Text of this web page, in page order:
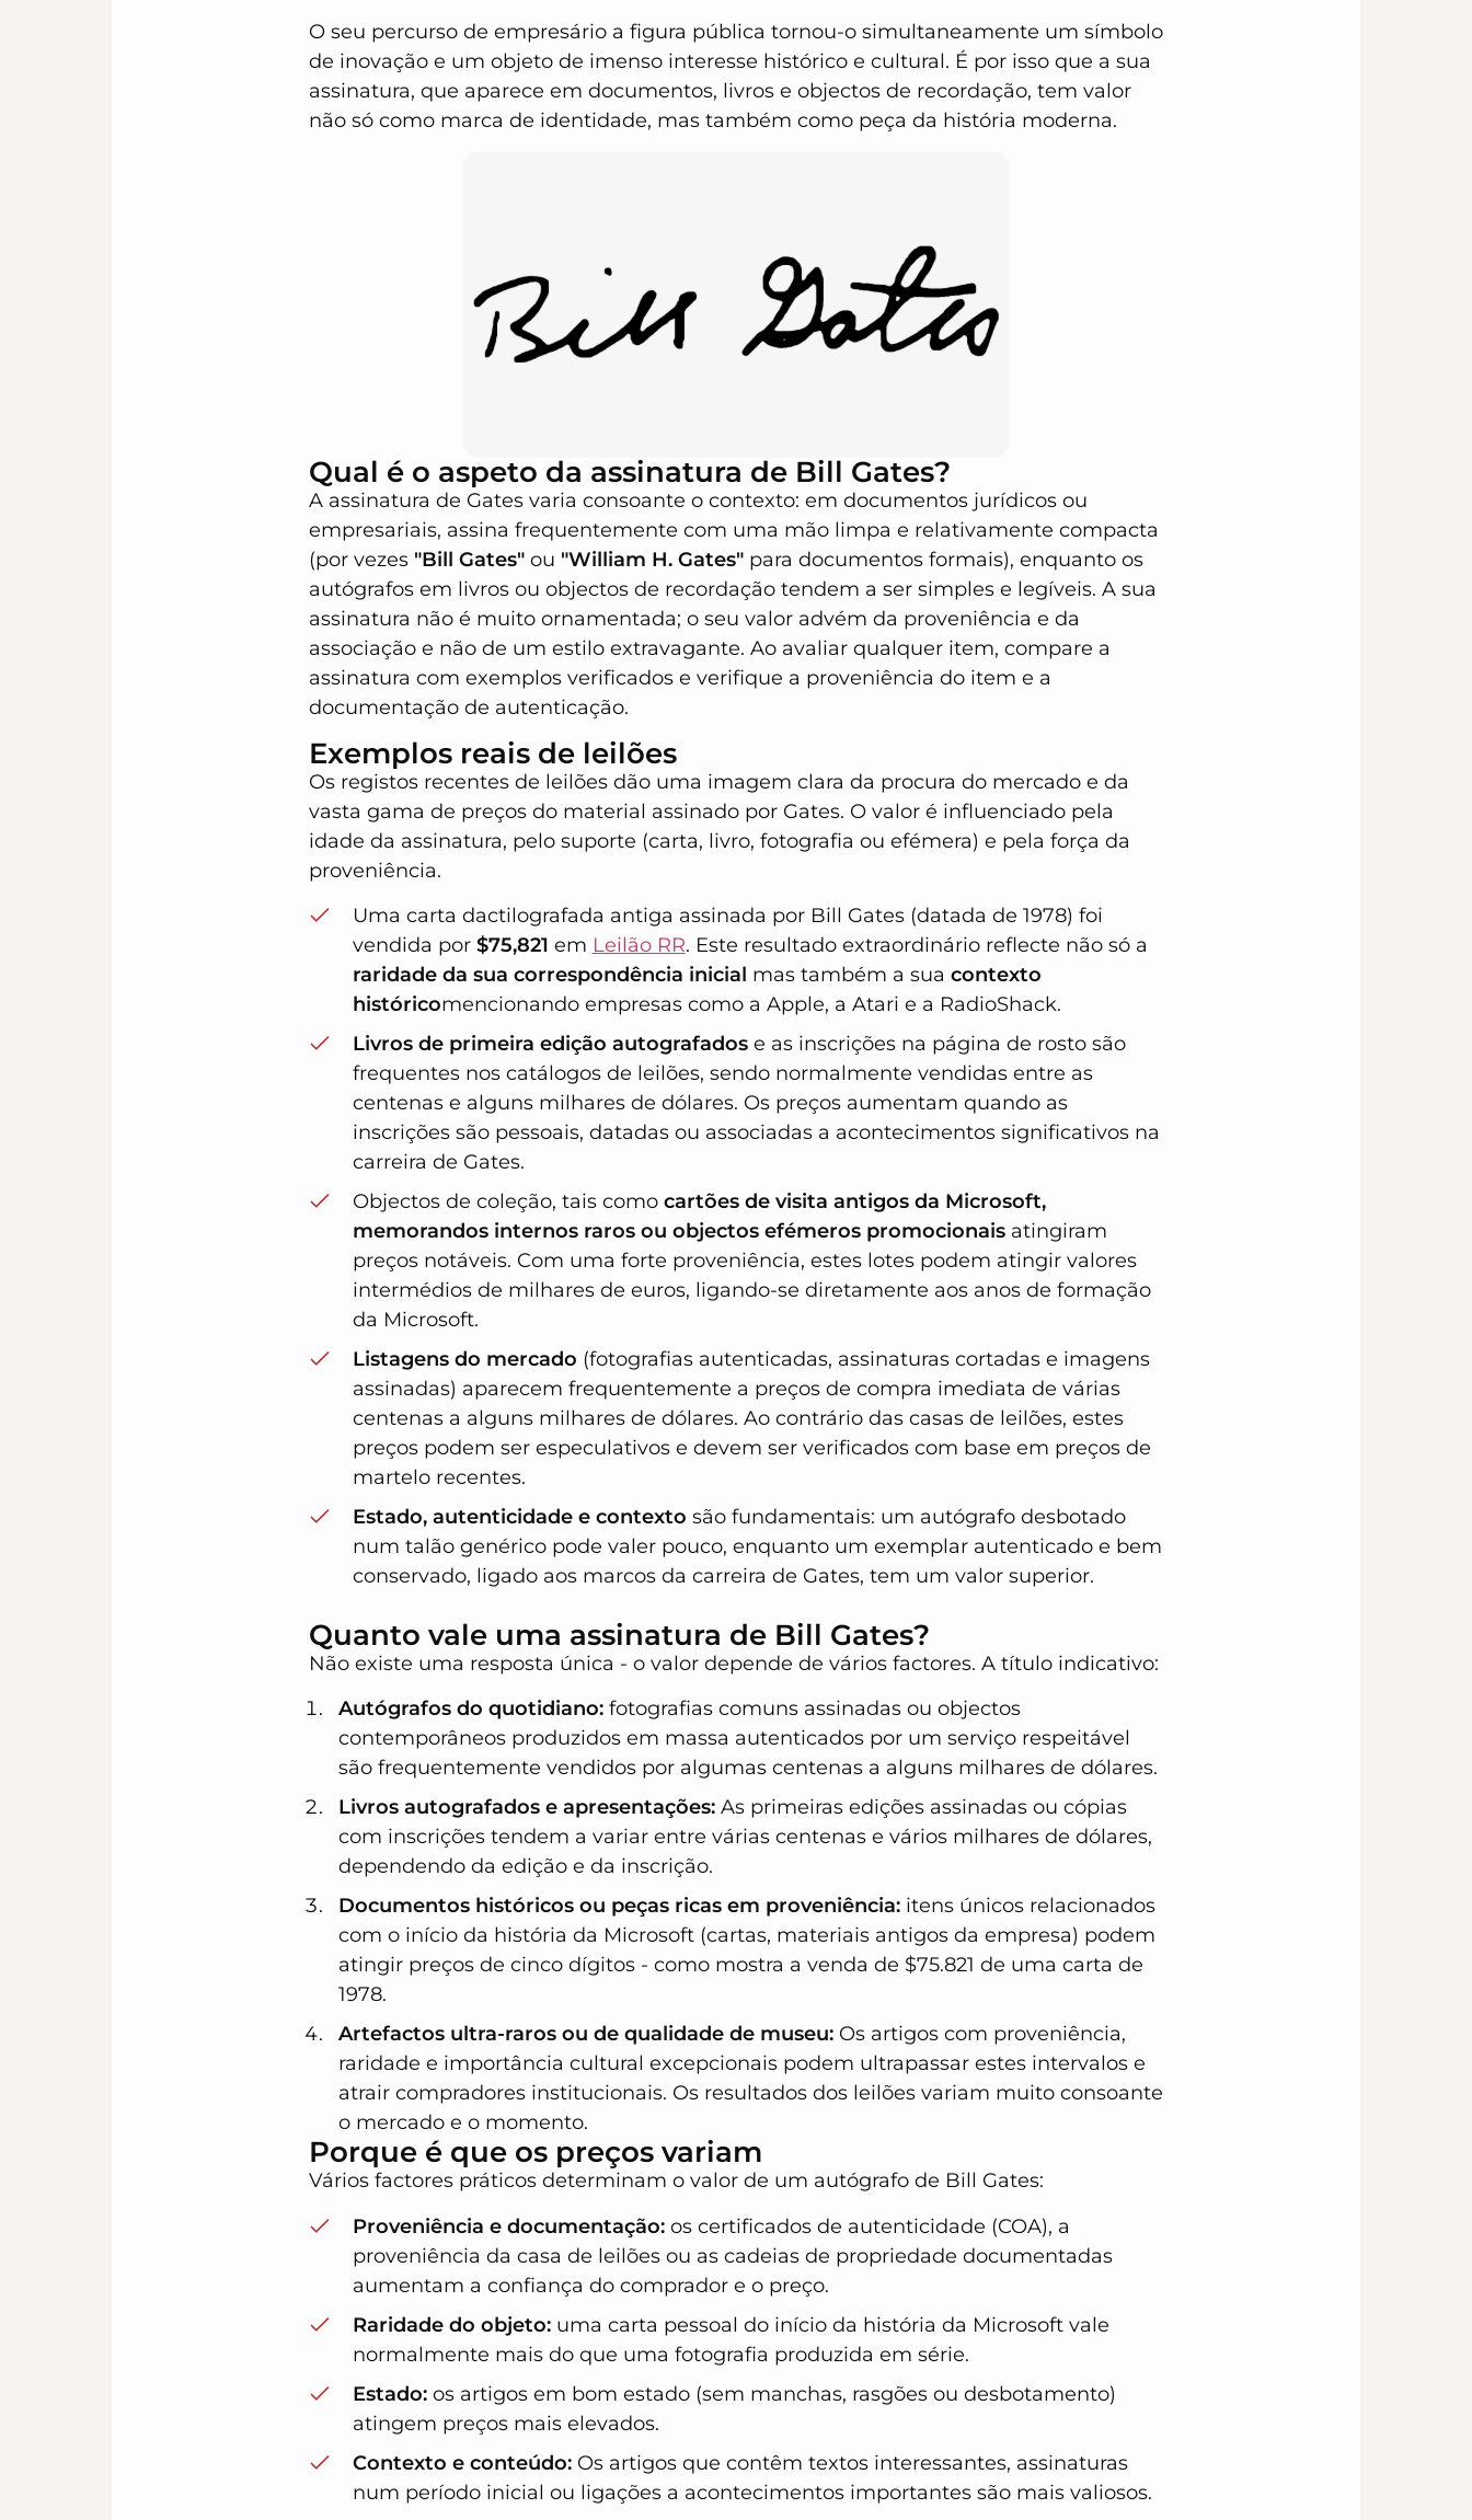
O seu percurso de empresário a figura pública tornou-o simultaneamente um símbolo
de inovação e um objeto de imenso interesse histórico e cultural. É por isso que a sua
assinatura, que aparece em documentos, livros e objectos de recordação, tem valor
não só como marca de identidade, mas também como peça da história moderna.
Qual é o aspeto da assinatura de Bill Gates?
A assinatura de Gates varia consoante o contexto: em documentos jurídicos ou
empresariais, assina frequentemente com uma mão limpa e relativamente compacta
(por vezes "Bill Gates" ou "William H. Gates" para documentos formais), enquanto os
autógrafos em livros ou objectos de recordação tendem a ser simples e legíveis. A sua
assinatura não é muito ornamentada; o seu valor advém da proveniência e da
associação e não de um estilo extravagante. Ao avaliar qualquer item, compare a
assinatura com exemplos verificados e verifique a proveniência do item e a
documentação de autenticação.
Exemplos reais de leilões
Os registos recentes de leilões dão uma imagem clara da procura do mercado e da
vasta gama de preços do material assinado por Gates. O valor é influenciado pela
idade da assinatura, pelo suporte (carta, livro, fotografia ou efémera) e pela força da
proveniência.
Uma carta dactilografada antiga assinada por Bill Gates (datada de 1978) foi
vendida por $75,821 em Leilão RR. Este resultado extraordinário reflecte não só a
raridade da sua correspondência inicial mas também a sua contexto
históricomencionando empresas como a Apple, a Atari e a RadioShack.
Livros de primeira edição autografadose as inscrições na página de rosto são
frequentes nos catálogos de leilões, sendo normalmente vendidas entre as
centenas e alguns milhares de dólares. Os preços aumentam quando as
inscrições são pessoais, datadas ou associadas a acontecimentos significativos na
carreira de Gates.
Objectos de coleção, tais como cartões de visita antigos da Microsoft,
memorandos internos raros ou objectos efémeros promocionaisatingiram
preços notáveis. Com uma forte proveniência, estes lotes podem atingir valores
intermédios de milhares de euros, ligando-se diretamente aos anos de formação
da Microsoft.
Listagens do mercado (fotografias autenticadas, assinaturas cortadas e imagens
assinadas) aparecem frequentemente a preços de compra imediata de várias
centenas a alguns milhares de dólares. Ao contrário das casas de leilões, estes
preços podem ser especulativos e devem ser verificados com base em preços de
martelo recentes.
Estado, autenticidade e contexto são fundamentais: um autógrafo desbotado
num talão genérico pode valer pouco, enquanto um exemplar autenticado e bem
conservado, ligado aos marcos da carreira de Gates, tem um valor superior.
Quanto vale uma assinatura de Bill Gates?
Não existe uma resposta única - o valor depende de vários factores. A título indicativo:
Autógrafos do quotidiano: fotografias comuns assinadas ou objectos
contemporâneos produzidos em massa autenticados por um serviço respeitável
são frequentemente vendidos por algumas centenas a alguns milhares de dólares.
Livros autografados e apresentações: As primeiras edições assinadas ou cópias
com inscrições tendem a variar entre várias centenas e vários milhares de dólares,
dependendo da edição e da inscrição.
Documentos históricos ou peças ricas em proveniência: itens únicos relacionados
com o início da história da Microsoft (cartas, materiais antigos da empresa) podem
atingir preços de cinco dígitos - como mostra a venda de $75.821 de uma carta de
1978.
Artefactos ultra-raros ou de qualidade de museu: Os artigos com proveniência,
raridade e importância cultural excepcionais podem ultrapassar estes intervalos e
atrair compradores institucionais. Os resultados dos leilões variam muito consoante
o mercado e o momento.
Porque é que os preços variam
Vários factores práticos determinam o valor de um autógrafo de Bill Gates:
Proveniência e documentação:os certificados de autenticidade (COA), a
proveniência da casa de leilões ou as cadeias de propriedade documentadas
aumentam a confiança do comprador e o preço.
Raridade do objeto:uma carta pessoal do início da história da Microsoft vale
normalmente mais do que uma fotografia produzida em série.
Estado:os artigos em bom estado (sem manchas, rasgões ou desbotamento)
atingem preços mais elevados.
Contexto e conteúdo:Os artigos que contêm textos interessantes, assinaturas
num período inicial ou ligações a acontecimentos importantes são mais valiosos.